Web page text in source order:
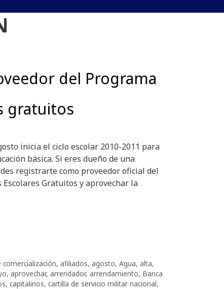
del Programa
gratuitos
inicia el ciclo escolar 2010-2011 para
básica. Si eres dueño de una
registrarte como proveedor oficial del
Gratuitos y aprovechar la
comercialización, afiliados, agosto, Agua, alta,
, aprovechar, arrendador, arrendamiento, Banca
, capitalinos, cartilla de servicio militar nacional,